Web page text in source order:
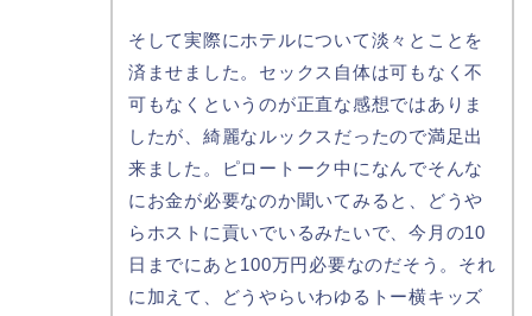
そして実際にホテルについて淡々とことを
済ませました。セックス自体は可もなく不
可もなくというのが正直な感想ではありま
したが、綺麗なルックスだったので満足出
来ました。ピロートーク中になんでそんな
にお金が必要なのか聞いてみると、どうや
らホストに貢いでいるみたいで、今月の10
日までにあと100万円必要なのだそう。それ
に加えて、どうやらいわゆるトー横キッズ